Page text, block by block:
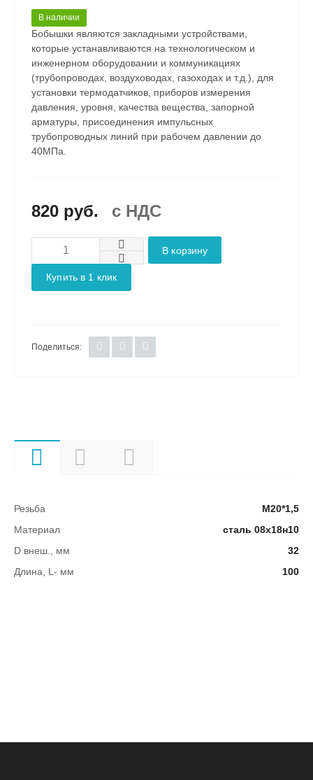
В наличии
Бобышки являются закладными устройствами,
которые устанавливаются на технологическом и
инженерном оборудовании и коммуникациях
(трубопроводах, воздуховодах, газоходах и т.д.), для
установки термодатчиков, приборов измерения
давления, уровня, качества вещества, запорной
арматуры, присоединения импульсных
трубопроводных линий при рабочем давлении до
40МПа.
820 руб. c НДС
В корзину
Купить в 1 клик
Поделиться:
Резьба
М20*1,5
Материал
сталь 08х18н10
D внеш., мм
32
Длина, L- мм
100